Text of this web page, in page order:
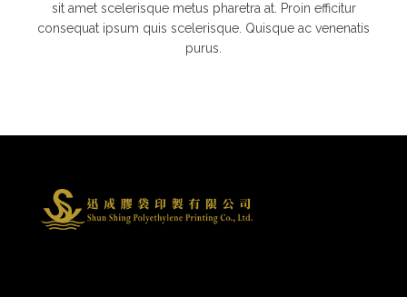
sit amet scelerisque metus pharetra at. Proin efficitur
consequat ipsum quis scelerisque. Quisque ac venenatis
purus.